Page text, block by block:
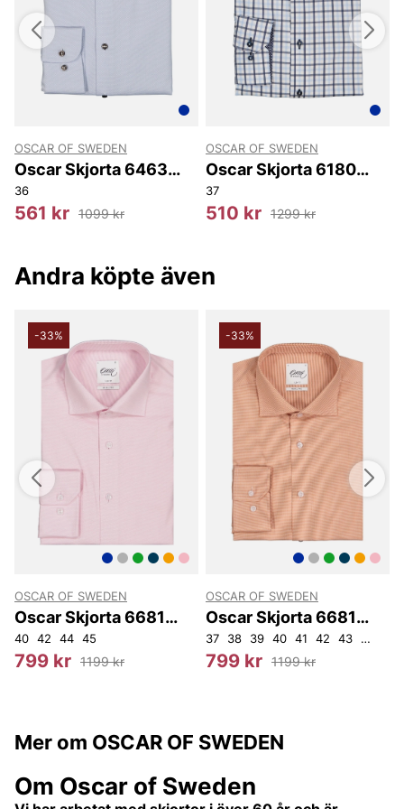
OSCAR OF SWEDEN
Oscar Skjorta 6463
Slim
36
561 kr 1099 kr
OSCAR OF SWEDEN
Oscar Skjorta 6180
Slim
37
510 kr 1299 kr
Andra köpte även
-33%
OSCAR OF SWEDEN
Oscar Skjorta 6681
Slim
40 42 44 45
799 kr 1199 kr
-33%
OSCAR OF SWEDEN
Oscar Skjorta 6681
Slim
37 38 39 40 41 42 43 44
799 kr 1199 kr
Mer om OSCAR OF SWEDEN
Om Oscar of Sweden